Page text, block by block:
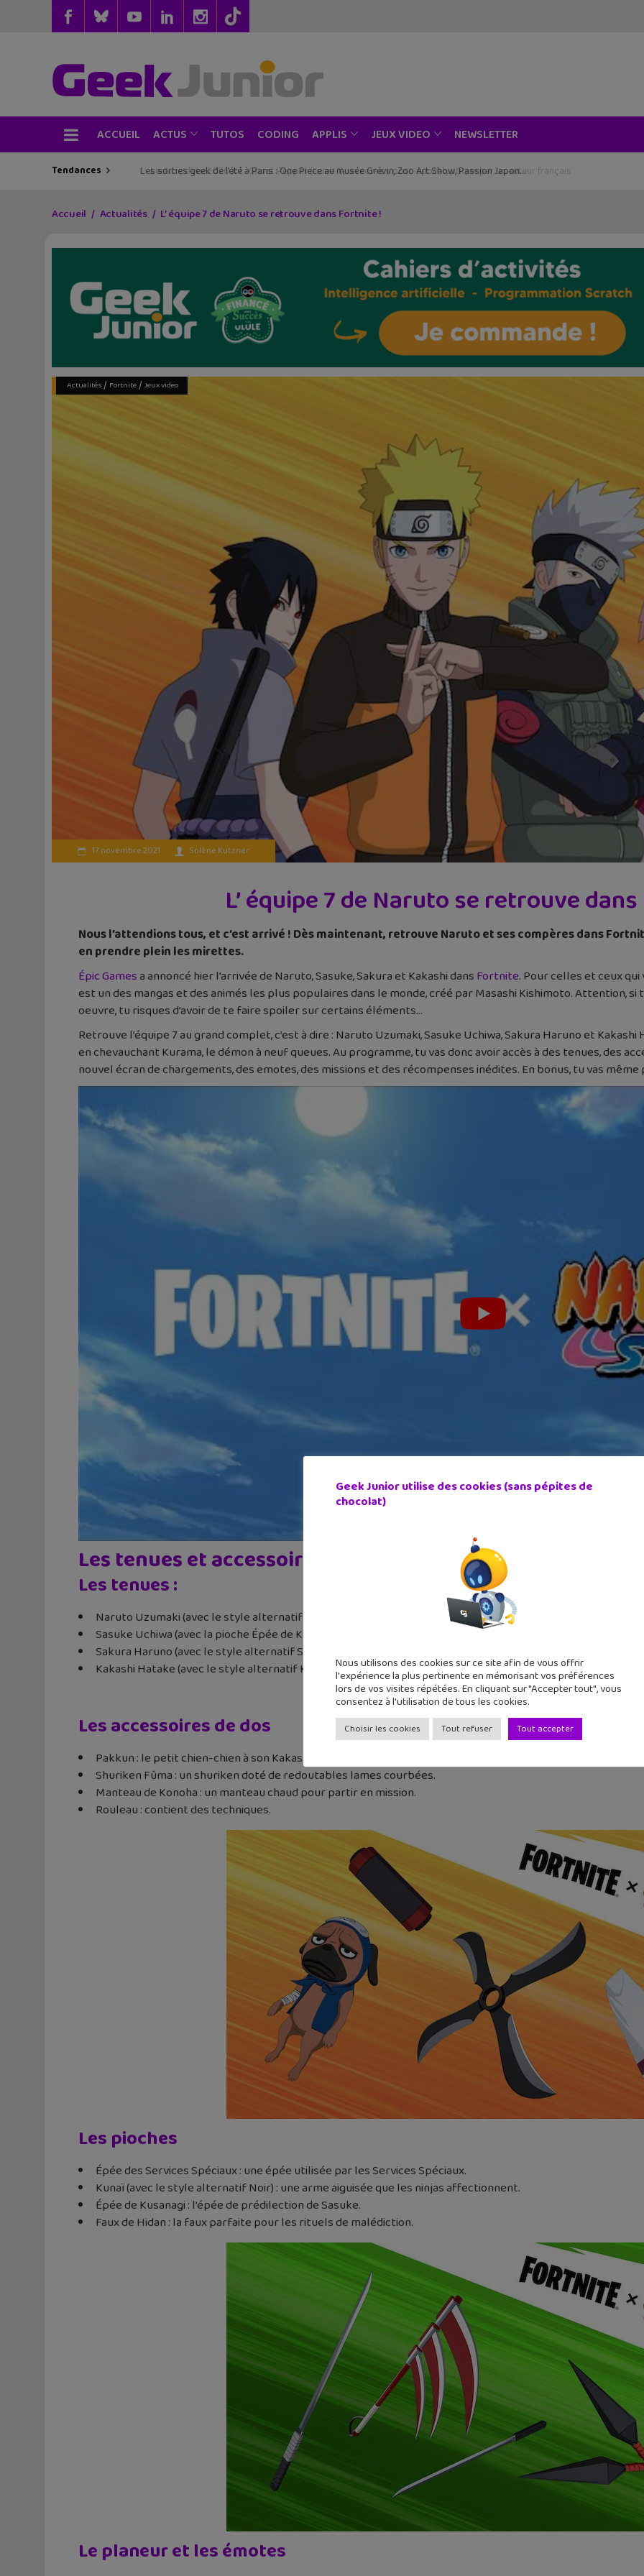
ACCUEIL ACTUS TUTOS CODING APPLIS JEUX VIDEO NEWSLETTER
Tendances Les sorties geek de l’été à Paris : One Piece au musée Grévin, Zoo Art Show, Passion Japon…
Accueil Actualités L’ équipe 7 de Naruto se retrouve dans Fortnite !
Actualités/ Fortnite/ Jeux video
17 novembre 2021 Solène Kutzner
L’ équipe 7 de Naruto se retrouve
Nous l’attendions tous, et c’est arrivé ! Dès maintenant, retrouve Naruto et ses compères dans
en prendre plein les mirettes.
Épic Gamesa annoncé hier l’arrivée de Naruto, Sasuke, Sakura et Kakashi dansFortnite. Pour celles et ceux
est un des mangas et des animés les plus populaires dans le monde, créé par Masashi Kishimoto. Attention,
oeuvre, tu risques d’avoir de te faire spoiler sur certains éléments…
Retrouve l’équipe 7 au grand complet, c’est à dire : Naruto Uzumaki, Sasuke Uchiwa, Sakura Haruno et
en chevauchant Kurama, le démon à neuf queues. Au programme, tu vas donc avoir accès à des tenues, des
nouvel écran de chargements, des emotes, des missions et des récompenses inédites. En bonus, tu vas
Les tenues et accessoires
Les tenues :
Naruto Uzumaki (avec le style alternatif 7e Hokage) : « Je surpasserai tous les Hokage ! »
Sasuke Uchiwa (avec la pioche Épée de Kusanagi) : « Les ténèbres sont mon seul but. »
Sakura Haruno (avec le style alternatif Sakura Uchiwa) : « Je suis là, moi aussi ! Je deviendrai forte à vos côtés
Kakashi Hatake (avec le style alternatif Kakashi des Services Spéciaux) : « Je vous protégerai coûte que
Les accessoires de dos
Pakkun : le petit chien-chien à son Kakashi.
Shuriken Fûma : un shuriken doté de redoutables lames courbées.
Manteau de Konoha : un manteau chaud pour partir en mission.
Rouleau : contient des techniques.
Les pioches
Épée des Services Spéciaux : une épée utilisée par les Services Spéciaux.
Kunaï (avec le style alternatif Noir) : une arme aiguisée que les ninjas affectionnent.
Épée de Kusanagi : l’épée de prédilection de Sasuke.
Faux de Hidan : la faux parfaite pour les rituels de malédiction.
Le planeur et les émotes
Geek Junior utilise des cookies (sans pépites de
chocolat)
Nous utilisons des cookies sur ce site afin de vous offrir
l'expérience la plus pertinente en mémorisant vos préférences
lors de vos visites répétées. En cliquant sur "Accepter tout", vous
consentez à l'utilisation de tous les cookies.
Choisir les cookies Tout refuser Tout accepter